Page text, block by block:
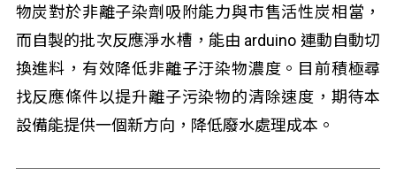
物炭對於非離子染劑吸附能力與市售活性炭相當，
而自製的批次反應淨水槽，能由 arduino 連動自動切
換進料，有效降低非離子汙染物濃度。目前積極尋
找反應條件以提升離子污染物的清除速度，期待本
設備能提供一個新方向，降低廢水處理成本。